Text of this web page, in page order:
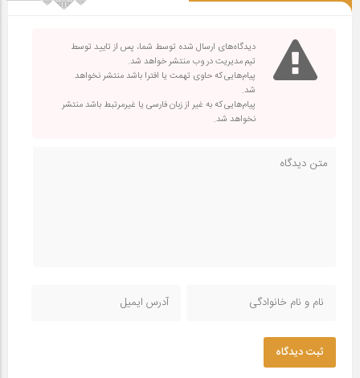
دیدگاه‌های ارسال شده توسط شما، پس از تایید توسط
تیم مدیریت در وب منتشر خواهد شد.
پیام‌هایی که حاوی تهمت یا افترا باشد منتشر نخواهد
شد.
پیام‌هایی که به غیر از زبان فارسی یا غیرمرتبط باشد منتشر
نخواهد شد.
ثبت دیدگاه